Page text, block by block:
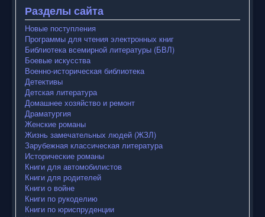
Разделы сайта
Новые поступления
Программы для чтения электронных книг
Библиотека всемирной литературы (БВЛ)
Боевые искусства
Военно-историческая библиотека
Детективы
Детская литература
Домашнее хозяйство и ремонт
Драматургия
Женские романы
Жизнь замечательных людей (ЖЗЛ)
Зарубежная классическая литература
Исторические романы
Книги для автомобилистов
Книги для родителей
Книги о войне
Книги по рукоделию
Книги по юриспруденции